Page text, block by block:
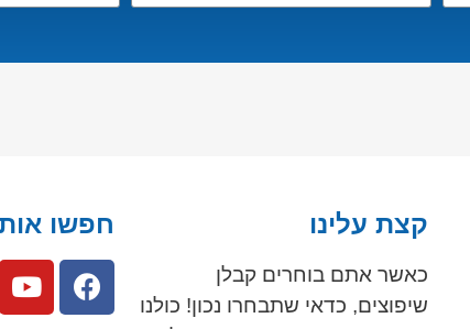
קצת עלינו
כאשר אתם בוחרים קבלן
שיפוצים, כדאי שתבחרו נכון! כולנו
חפשו